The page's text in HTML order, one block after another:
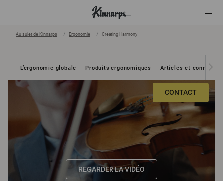
Au sujet de Kinnarps Ergonomie Creating Harmony
L’ergonomie globale Produits ergonomiques Articles et
CONTACT
REGARDER LA VIDÉO